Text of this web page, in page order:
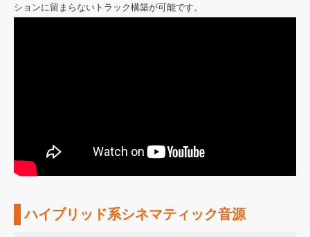
ションに留まらないトラック構築が可能です。
ハイブリッド系シネマティック音源